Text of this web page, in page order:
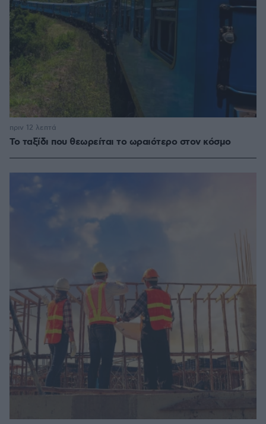
Το ταξίδι που θεωρείται το ωραιότερο στον κόσμο
πριν 12 λεπτά